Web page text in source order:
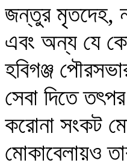
জন্তুর মৃতদেহ,
এবং অন্য যে
হবিগঞ্জ
সেবা দিতে
করোনা সংকট
মোকাবেলায়ও